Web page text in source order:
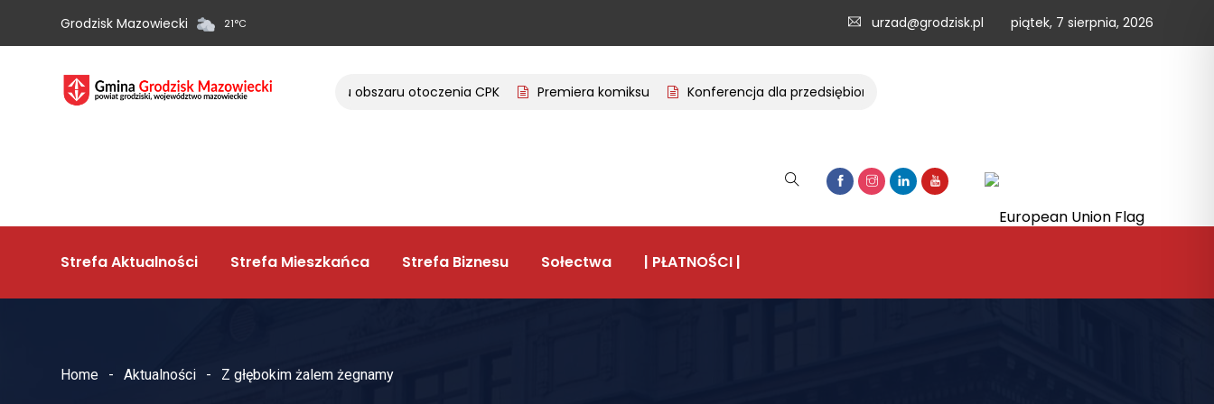
Grodzisk Mazowiecki 21°C urzad@grodzisk.pl piątek, 7 sierpnia, 2026
List w sprawie strategii rozwoju obszaru otoczenia CPK Premiera komiksu Konferencja dla przedsiębiorców
Strefa Aktualności Strefa Mieszkańca Strefa Biznesu Sołectwa | PŁATNOŚCI |
Home Aktualności Z głębokim żalem żegnamy